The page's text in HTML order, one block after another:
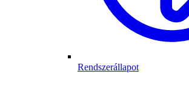
Rendszerállapot